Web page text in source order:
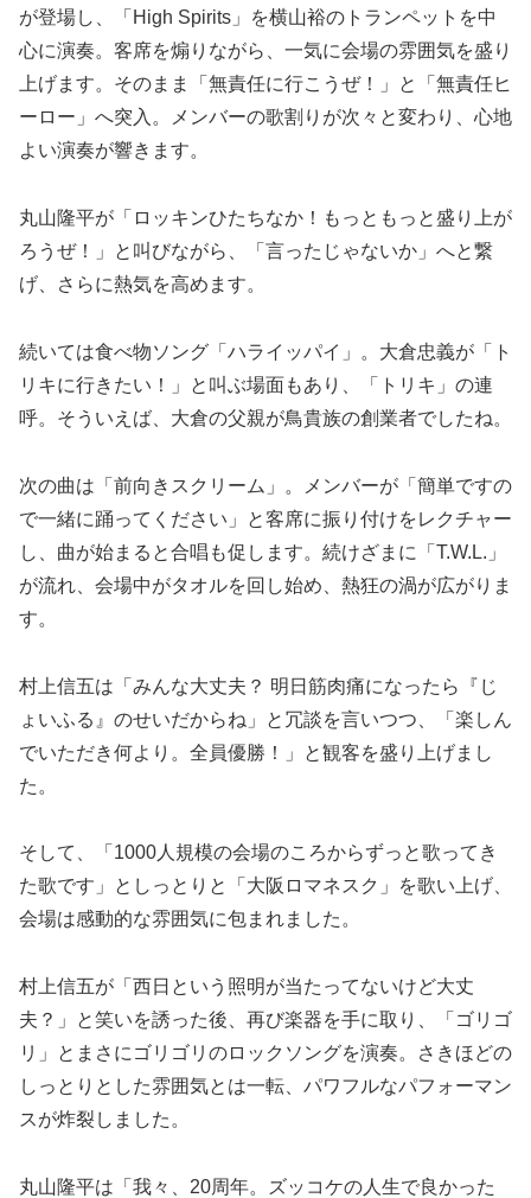
が登場し、「High Spirits」を横山裕のトランペットを中
心に演奏。客席を煽りながら、一気に会場の雰囲気を盛り
上げます。そのまま「無責任に行こうぜ！」と「無責任ヒ
ーロー」へ突入。メンバーの歌割りが次々と変わり、心地
よい演奏が響きます。
丸山隆平が「ロッキンひたちなか！もっともっと盛り上が
ろうぜ！」と叫びながら、「言ったじゃないか」へと繋
げ、さらに熱気を高めます。
続いては食べ物ソング「ハライッパイ」。大倉忠義が「ト
リキに行きたい！」と叫ぶ場面もあり、「トリキ」の連
呼。そういえば、大倉の父親が鳥貴族の創業者でしたね。
次の曲は「前向きスクリーム」。メンバーが「簡単ですの
で一緒に踊ってください」と客席に振り付けをレクチャー
し、曲が始まると合唱も促します。続けざまに「T.W.L.」
が流れ、会場中がタオルを回し始め、熱狂の渦が広がりま
す。
村上信五は「みんな大丈夫？ 明日筋肉痛になったら『じ
ょいふる』のせいだからね」と冗談を言いつつ、「楽しん
でいただき何より。全員優勝！」と観客を盛り上げまし
た。
そして、「1000人規模の会場のころからずっと歌ってき
た歌です」としっとりと「大阪ロマネスク」を歌い上げ、
会場は感動的な雰囲気に包まれました。
村上信五が「西日という照明が当たってないけど大丈
夫？」と笑いを誘った後、再び楽器を手に取り、「ゴリゴ
リ」とまさにゴリゴリのロックソングを演奏。さきほどの
しっとりとした雰囲気とは一転、パワフルなパフォーマン
スが炸裂しました。
丸山隆平は「我々、20周年。ズッコケの人生で良かった